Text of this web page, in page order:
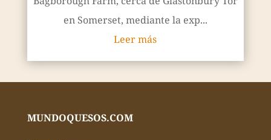
en Somerset, mediante la exp...
Leer más
MUNDOQUESOS.COM